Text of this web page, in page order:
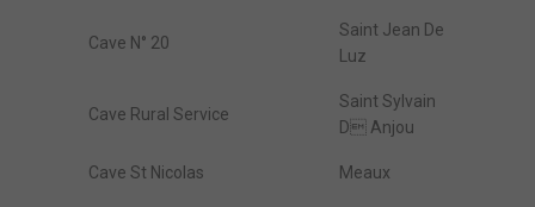
Cave N° 20
Saint Jean De
Luz
Cave Rural Service
Saint Sylvain
D Anjou
Cave St Nicolas Meaux